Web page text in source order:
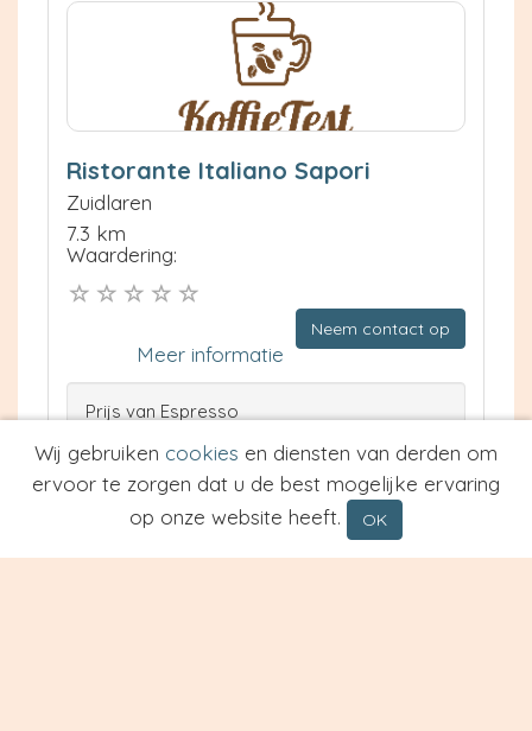
Ristorante Italiano Sapori
Zuidlaren
7.3 km
Waardering:
Neem contact op
Meer informatie
Prijs van Espresso
Prijs van Cappuccino
Type
Wij gebruiken cookies en diensten van derden om
ervoor te zorgen dat u de best mogelijke ervaring
op onze website heeft.
OK